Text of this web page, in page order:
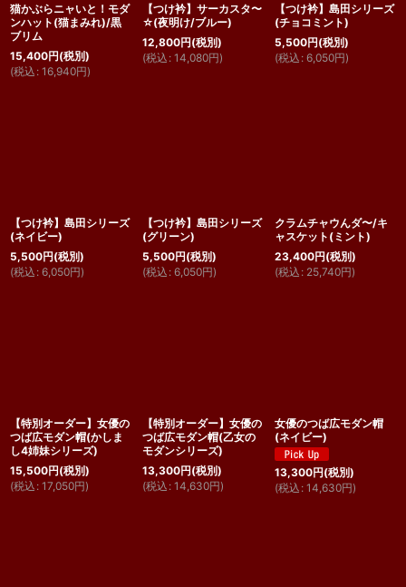
猫かぶらニャいと！モダ
ンハット(猫まみれ)/黒
ブリム
15,400円(税別)
(税込 : 16,940円)
【つけ衿】サーカスタ〜
☆(夜明け/ブルー)
12,800円(税別)
(税込 : 14,080円)
【つけ衿】島田シリーズ
(チョコミント)
5,500円(税別)
(税込 : 6,050円)
【つけ衿】島田シリーズ
(ネイビー)
5,500円(税別)
(税込 : 6,050円)
【つけ衿】島田シリーズ
(グリーン)
5,500円(税別)
(税込 : 6,050円)
クラムチャウんダ〜/キ
ャスケット(ミント)
23,400円(税別)
(税込 : 25,740円)
【特別オーダー】女優の
つば広モダン帽(かしま
し4姉妹シリーズ)
15,500円(税別)
(税込 : 17,050円)
【特別オーダー】女優の
つば広モダン帽(乙女の
モダンシリーズ)
13,300円(税別)
(税込 : 14,630円)
女優のつば広モダン帽
(ネイビー)
13,300円(税別)
(税込 : 14,630円)